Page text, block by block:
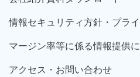
情報セキュリティ方針・プラ
マージン率等に係る情報提供
アクセス・お問い合わせ